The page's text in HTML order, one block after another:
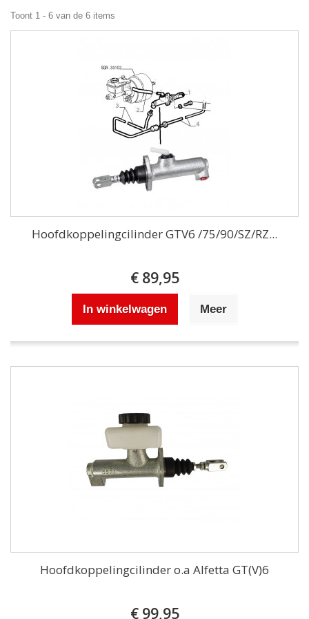
Toont 1 - 6 van de 6 items
Hoofdkoppelingcilinder GTV6 /75/90/SZ/RZ...
€ 89,95
In winkelwagen Meer
Hoofdkoppelingcilinder o.a Alfetta GT(V)6
€ 99,95